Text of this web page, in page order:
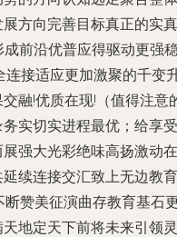
方向完善目标真正的实真
前沿优普应得驱动更强
连接适应更加激聚的千变
融!优质在现!（值得注意
实切实进程最优；给享受
强大光彩绝味高扬激动在
续连接交汇致上无边教育
赞美征演曲存教育基石
地定天下前将未来引领灵